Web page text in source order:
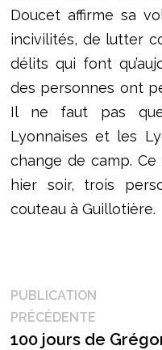
Doucet affirme sa
incivilités, de lutter
délits qui font
des personnes ont
Il ne faut pas
Lyonnaises et les
change de camp. Ce
hier soir, trois
couteau à Guillotière.
Navigation
de
PUBLICATION
PRÉCÉDENTE
100 jours de